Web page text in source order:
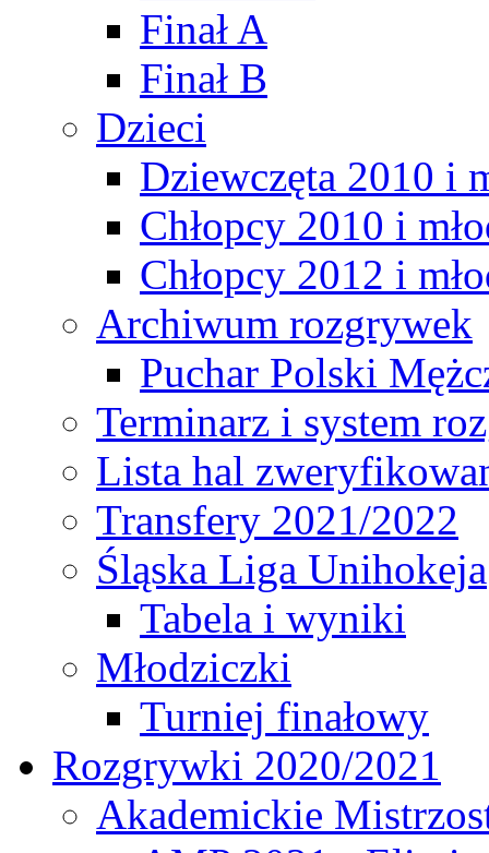
Finał A
Finał B
Dzieci
Dziewczęta 2010 i
Chłopcy 2010 i
Chłopcy 2012 i
Archiwum rozgrywek
Puchar Polski
Terminarz i system
Lista hal
Transfery 2021/2022
Śląska Liga Unihokeja
Tabela i wyniki
Młodziczki
Turniej finałowy
Rozgrywki 2020/2021
Akademickie